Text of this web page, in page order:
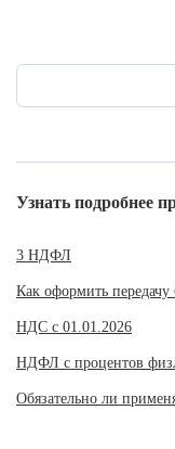
Узнать подробнее
3 НДФЛ
Как оформить
НДС с 01.01.2026
НДФЛ с процентов
Обязательно ли